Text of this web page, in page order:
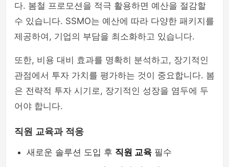
다. 봄철 프로모션을 적극 활용하면 예산을 절감할
수 있습니다. SSMO는 예산에 따라 다양한 패키지를
제공하여, 기업의 부담을 최소화하고 있습니다.
또한, 비용 대비 효과를 명확히 분석하고, 장기적인
관점에서 투자 가치를 평가하는 것이 중요합니다. 봄
은 전략적 투자 시기로, 장기적인 성장을 염두에 두
어야 합니다.
직원 교육과 적응
새로운 솔루션 도입 후 직원 교육 필수